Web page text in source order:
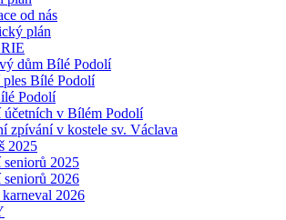
od nás
plán
dům Bílé Podolí
ples Bílé Podolí
Podolí
účetních v Bílém Podolí
zpívání v kostele sv. Václava
2025
seniorů 2025
seniorů 2026
2026